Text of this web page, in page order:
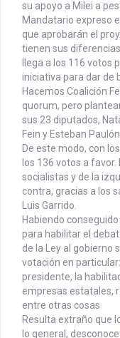
su apoyo a Milei a
Mandatario expreso
que aprobarán el
tienen sus
llega a los 116 votos
iniciativa para dar de
Hacemos Coalición
quorum, pero
sus 23 diputados,
Fein y Esteban
De este modo, con
los 136 votos a
socialistas y de la
contra, gracias a los
Luis Garrido.
Habiendo
para habilitar el
de la Ley al gobierno
votación en
presidente, la
empresas estatales,
entre otras cosas
Resulta extraño que
lo general,